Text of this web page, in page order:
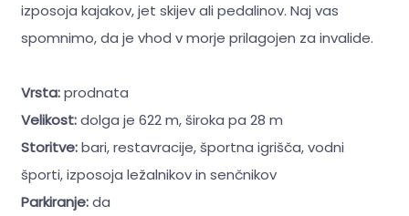
izposoja kajakov, jet skijev ali pedalinov. Naj vas
spomnimo, da je vhod v morje prilagojen za invalide.
Vrsta:prodnata
Velikost:dolga je 622 m, široka pa 28 m
Storitve:bari, restavracije, športna igrišča, vodni
športi, izposoja ležalnikov in senčnikov
Parkiranje:da